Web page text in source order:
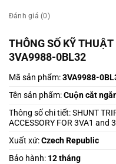
Đánh giá (0)
THÔNG SỐ KỸ
3VA9988-0BL32
Mã sản phẩm:3VA9988-
Tên sản phẩm:Cuộn cắt
Thông số chi tiết: SHUNT
ACCESSORY FOR 3VA1 and
Xuất xứ:Czech Republic
Bảo hành: 12 tháng